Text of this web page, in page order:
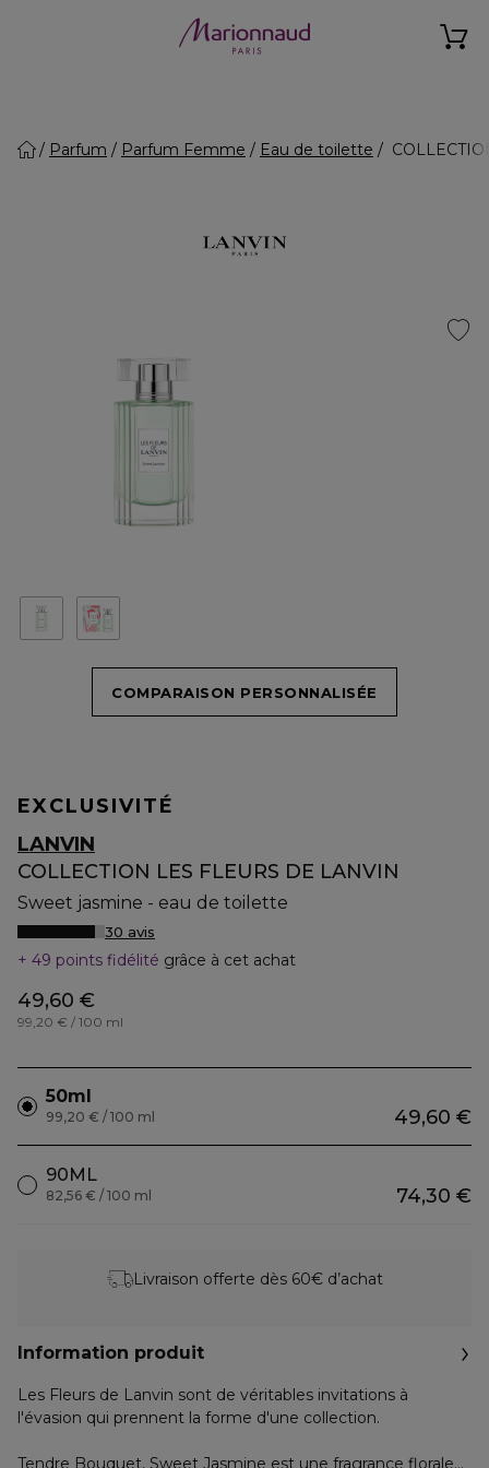
Parfum Parfum Femme Eau de toilette
COMPARAISON PERSONNALISÉE
EXCLUSIVITÉ
LANVIN
COLLECTION LES FLEURS DE LANVIN
Sweet jasmine - eau de toilette
30 avis
49 points fidélité grâce à cet achat
49,60 €
99,20 € / 100 ml
50ml
49,60 €
99,20 € / 100 ml
90ML
74,30 €
82,56 € / 100 ml
Livraison offerte dès 60€ d’achat
Information produit
Les Fleurs de Lanvin sont de véritables invitations à
l'évasion qui prennent la forme d'une collection.
Tendre Bouquet, Sweet Jasmine est une fragrance florale